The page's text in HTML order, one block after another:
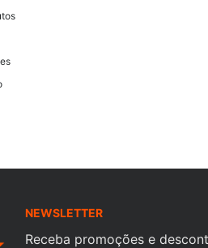
NEWSLETTER
Receba promoções e